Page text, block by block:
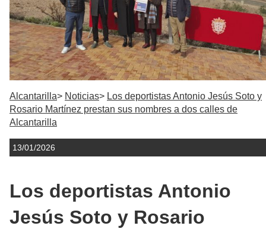
Alcantarilla Noticias
Los deportistas Antonio Jesús Soto y
Rosario Martínez prestan sus nombres a dos calles de
Alcantarilla
13/01/2026
Los deportistas Antonio
Jesús Soto y Rosario